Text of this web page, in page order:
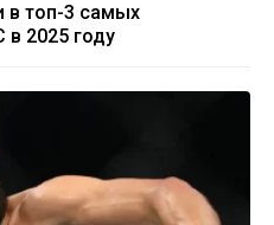
в топ-3 самых
в 2025 году